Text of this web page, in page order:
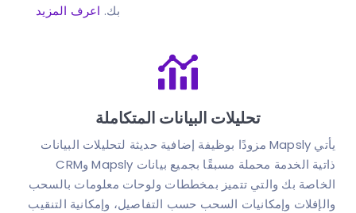
بك. اعرف المزيد
تحليلات البيانات المتكاملة
يأتي Mapsly مزودًا بوظيفة إضافية حديثة لتحليلات البيانات
ذاتية الخدمة محملة مسبقًا بجميع بيانات Mapsly وCRM
الخاصة بك والتي تتميز بمخططات ولوحات معلومات بالسحب
والإفلات وإمكانيات السحب حسب التفاصيل، وإمكانية التنقيب